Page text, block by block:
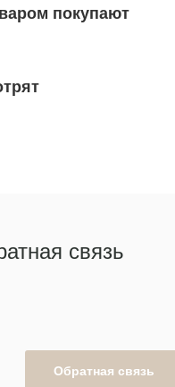
покупают
связь
Обратная связь